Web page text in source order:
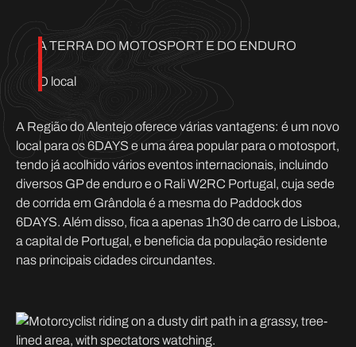
A TERRA DO MOTOSPORT E DO ENDURO
O local
A Região do Alentejo oferece várias vantagens: é um novo
local para os 6DAYS e uma área popular para o motosport,
tendo já acolhido vários eventos internacionais, incluindo
diversos GP de enduro e o Rali W2RC Portugal, cuja sede
de corrida em Grândola é a mesma do Paddock dos
6DAYS. Além disso, fica a apenas 1h30 de carro de Lisboa,
a capital de Portugal, e beneficia da população residente
nas principais cidades circundantes.